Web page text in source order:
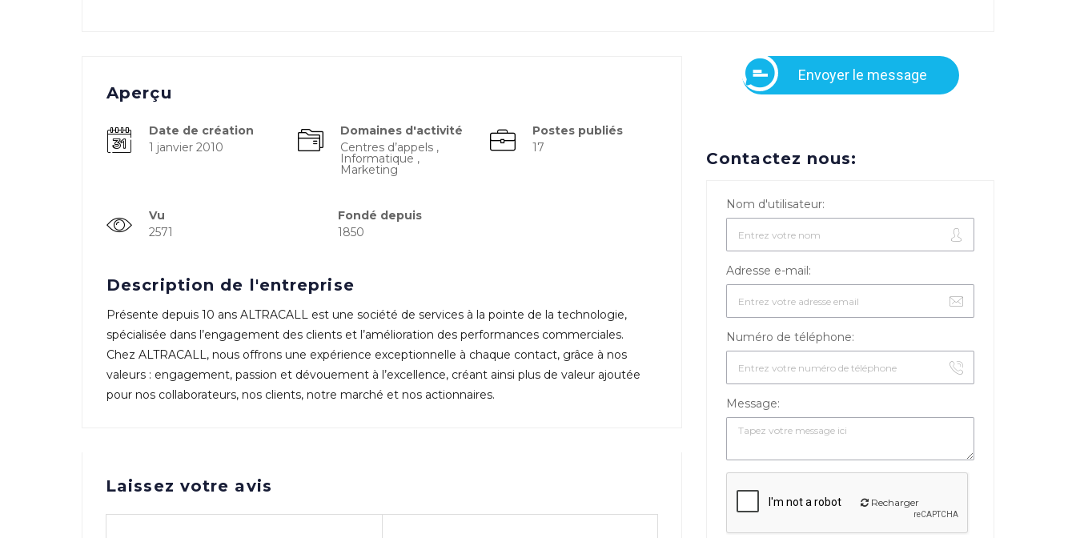
Aperçu
Date de création
1 janvier 2010
Domaines d'activité
Centres d’appels ,
Informatique ,
Marketing
Postes publiés
17
Vu
2571
Fondé depuis
1850
Description de l'entreprise
Présente depuis 10 ans ALTRACALL est une société de services à la pointe de la technologie,
spécialisée dans l’engagement des clients et l’amélioration des performances commerciales.
Chez ALTRACALL, nous offrons une expérience exceptionnelle à chaque contact, grâce à nos
valeurs : engagement, passion et dévouement à l’excellence, créant ainsi plus de valeur ajoutée
pour nos collaborateurs, nos clients, notre marché et nos actionnaires.
Laissez votre avis
Envoyer le message
Contactez nous:
Nom d'utilisateur:
Adresse e-mail:
Numéro de téléphone:
Message:
Recharger